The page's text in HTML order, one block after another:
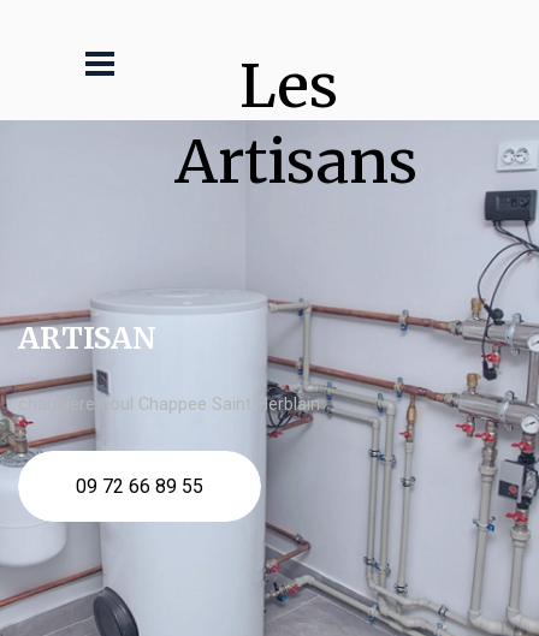
Les
Artisans
ARTISAN
chaudière fioul Chappee Saint Herblain
09 72 66 89 55